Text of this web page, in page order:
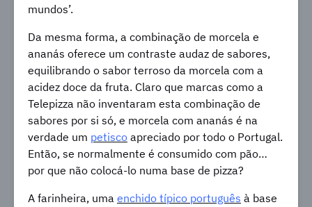
mundos’.
Da mesma forma, a combinação de morcela e
ananás oferece um contraste audaz de sabores,
equilibrando o sabor terroso da morcela com a
acidez doce da fruta. Claro que marcas como a
Telepizza não inventaram esta combinação de
sabores por si só, e morcela com ananás é na
verdade um petisco apreciado por todo o Portugal.
Então, se normalmente é consumido com pão…
por que não colocá-lo numa base de pizza?
A farinheira, uma enchido típico português à base